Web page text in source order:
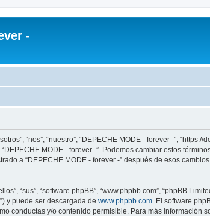
-
“nos”, “nuestro”, “DEPECHE MODE - forever -”,
MODE - forever -”. Podemos cambiar estos
a “DEPECHE MODE - forever -” después de esos
“sus”, “software phpBB”, “www.phpbb.com”, “phpBB
y puede ser descargada de www.phpbb.com . El software
conductas y/o contenido permisible. Para más información